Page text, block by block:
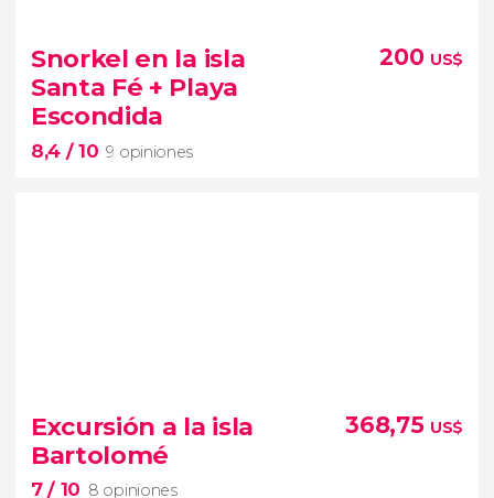
18 opiniones
Disfrutaremos explorando la montaña más alta de
todo Ecuador
Snorkel en la isla
Santa Fé + Playa
Escondida
8,4 / 10 9 opiniones
200 US$
9 opiniones
playa
Escondida
Cruz
snorkel entre tortugas y peces
Excursión a la isla
Bartolomé
7/ 10 8 opiniones
368,75 US$